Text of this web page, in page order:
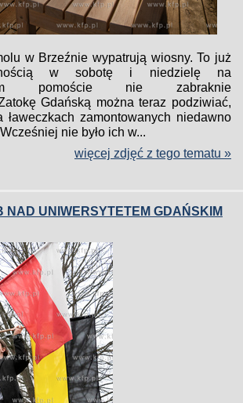
w Brzeźnie wypatrują wiosny. To już
w sobotę i niedzielę na
pomoście nie zabraknie
Gdańską można teraz podziwiać,
ławeczkach zamontowanych niedawno
nie było ich w...
więcej zdjęć z tego tematu »
NAD UNIWERSYTETEM GDAŃSKIM